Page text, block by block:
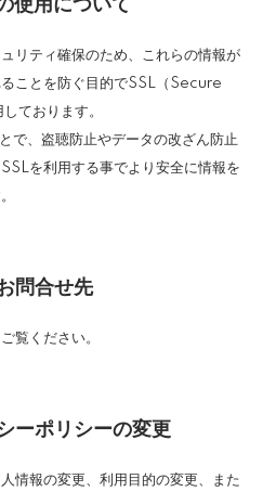
使用について
リティ確保のため、これらの情報が
ことを防ぐ目的でSSL（Secure
ております。
で、盗聴防止やデータの改ざん防止
を利用する事でより安全に情報を
問合せ先
覧ください。
ーポリシーの変更
情報の変更、利用目的の変更、また